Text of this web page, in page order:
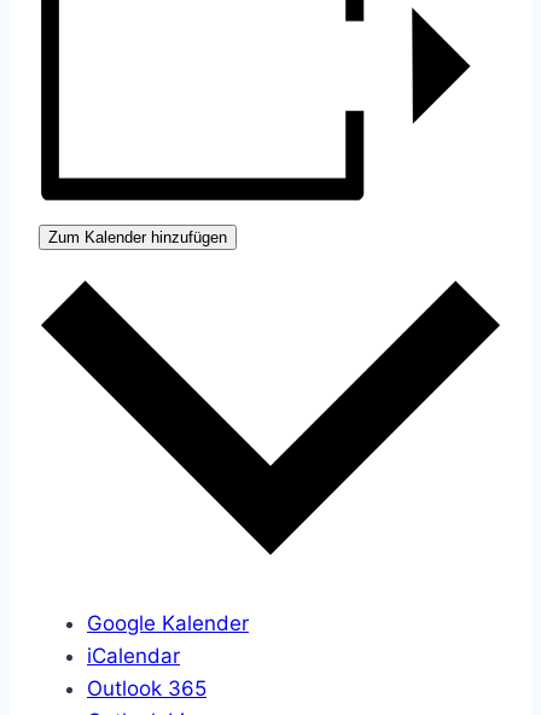
Zum Kalender hinzufügen
Google Kalender
iCalendar
Outlook 365